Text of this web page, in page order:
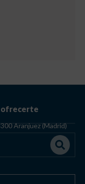
ofrecerte
Aranjuez (Madrid)